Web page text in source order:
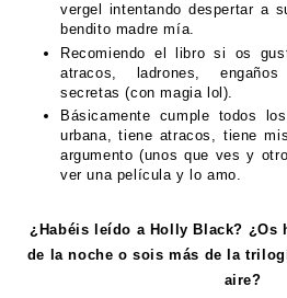
vergel intentando despertar a
bendito madre mía.
Recomiendo el libro si os
atracos, ladrones,
secretas (con magia lol).
Básicamente cumple todos
urbana, tiene atracos, tiene
argumento (unos que ves y
ver una película y lo amo.
¿Habéis leído a Holly Black? ¿Os
de la noche o sois más de la
aire?